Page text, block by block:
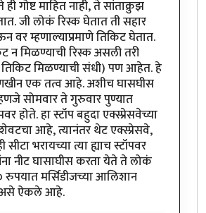
गोष्ट माहित नाही, ते सांताक्रुझ
जी लोकं रिस्क घेतात ती सहार
वर म्हणाल्याप्रमाणे तिकिट घेतात.
न मिळण्याची रिस्क असली तरी
तिकिट मिळण्याची संधी) पण आहेत. हे
एक तत्व आहे. अशीच घासघीस
सोमवार ते गुरुवार पुण्यात
होते. हा स्टॉप बहुदा एक्स्प्रेसवेच्या
आहे, त्यानंतर थेट एक्स्प्रेसवे,
सीटा भरायच्या त्या ह्याच स्टॉपवर
नीट घासाघीस करता येते ते लोकं
मर्सिडीजच्या आलिशान
ऐकले आहे.